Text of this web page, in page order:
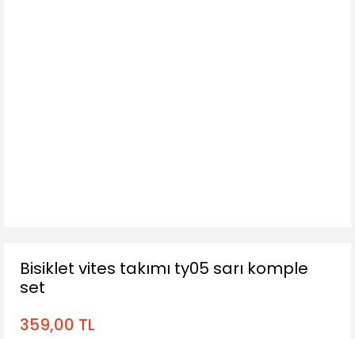
Bisiklet vites takımı ty05 sarı komple
set
359,00 TL